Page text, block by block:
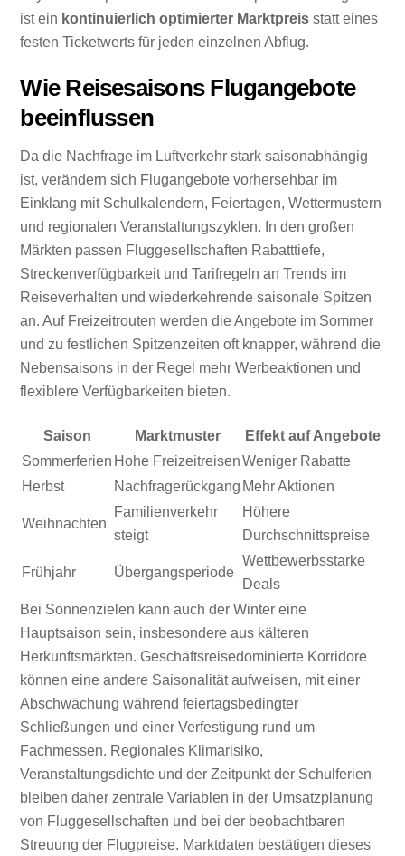
ist ein kontinuierlich optimierter Marktpreis statt eines
festen Ticketwerts für jeden einzelnen Abflug.
Wie Reisesaisons Flugangebote
beeinflussen
Da die Nachfrage im Luftverkehr stark saisonabhängig
ist, verändern sich Flugangebote vorhersehbar im
Einklang mit Schulkalendern, Feiertagen, Wettermustern
und regionalen Veranstaltungszyklen. In den großen
Märkten passen Fluggesellschaften Rabatttiefe,
Streckenverfügbarkeit und Tarifregeln an Trends im
Reiseverhalten und wiederkehrende saisonale Spitzen
an. Auf Freizeitrouten werden die Angebote im Sommer
und zu festlichen Spitzenzeiten oft knapper, während die
Nebensaisons in der Regel mehr Werbeaktionen und
flexiblere Verfügbarkeiten bieten.
Saison Marktmuster
Effekt auf Angebote
Sommerferien Hohe Freizeitreisen Weniger Rabatte
Herbst
Nachfragerückgang Mehr Aktionen
Weihnachten
Familienverkehr
steigt
Höhere
Durchschnittspreise
Frühjahr Übergangsperiode
Wettbewerbsstarke
Deals
Bei Sonnenzielen kann auch der Winter eine
Hauptsaison sein, insbesondere aus kälteren
Herkunftsmärkten. Geschäftsreisedominierte Korridore
können eine andere Saisonalität aufweisen, mit einer
Abschwächung während feiertagsbedingter
Schließungen und einer Verfestigung rund um
Fachmessen. Regionales Klimarisiko,
Veranstaltungsdichte und der Zeitpunkt der Schulferien
bleiben daher zentrale Variablen in der Umsatzplanung
von Fluggesellschaften und bei der beobachtbaren
Streuung der Flugpreise. Marktdaten bestätigen dieses